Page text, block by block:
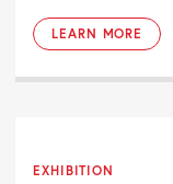
LEARN MORE
EXHIBITION